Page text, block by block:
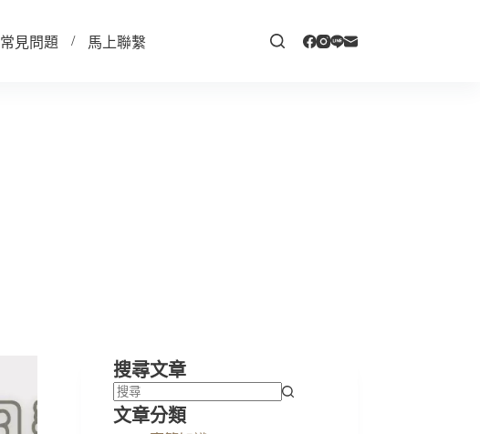
常見問題 馬上聯繫
搜尋文章
文章分類